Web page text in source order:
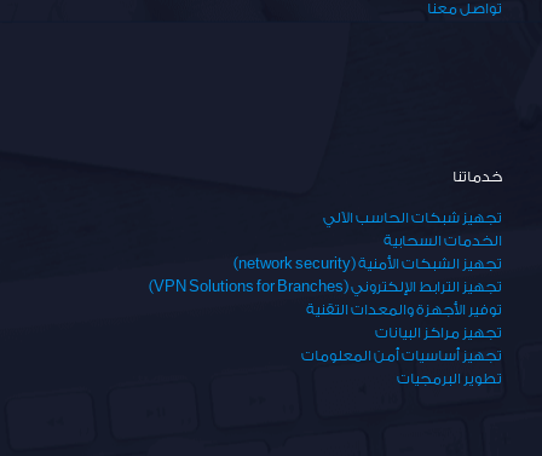
تواصل معنا
خدماتنا
تجهيز شبكات الحاسب الآلي
الخدمات السحابية
تجهيز الشبكات الأمنية (network security)
تجهيز الترابط الإلكتروني (VPN Solutions for Branches)
توفير الأجهزة والمعدات التقنية
تجهيز مراكز البيانات
تجهيز أساسيات أمن المعلومات
تطوير البرمجيات